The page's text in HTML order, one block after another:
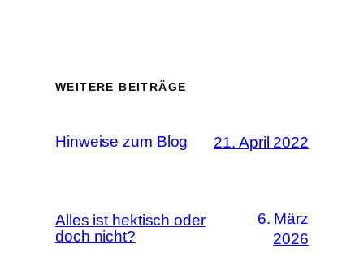
WEITERE BEITRÄGE
Hinweise zum Blog 21. April 2022
Alles ist hektisch oder
doch nicht?
6. März
2026